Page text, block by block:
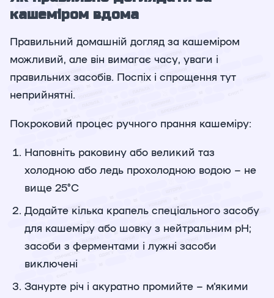
кашеміром вдома
Правильний домашній догляд за кашеміром
можливий, але він вимагає часу, уваги і
правильних засобів. Поспіх і спрощення тут
неприйнятні.
Покроковий процес ручного прання кашеміру:
Наповніть раковину або великий таз
холодною або ледь прохолодною водою – не
вище 25°C
Додайте кілька крапель спеціального засобу
для кашеміру або шовку з нейтральним pH;
засоби з ферментами і лужні засоби
виключені
Занурте річ і акуратно промийте – м'якими